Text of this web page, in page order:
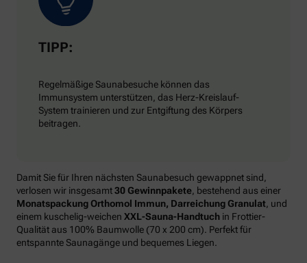
TIPP:
Regelmäßige Saunabesuche können das
Immunsystem unterstützen, das Herz-Kreislauf-
System trainieren und zur Entgiftung des Körpers
beitragen.
Damit Sie für Ihren nächsten Saunabesuch gewappnet sind,
verlosen wir insgesamt30 Gewinnpakete, bestehend aus einer
Monatspackung Orthomol Immun, Darreichung Granulat, und
einem kuschelig-weichen XXL-Sauna-Handtuch in Frottier-
Qualität aus 100% Baumwolle (70 x 200 cm). Perfekt für
entspannte Saunagänge und bequemes Liegen.